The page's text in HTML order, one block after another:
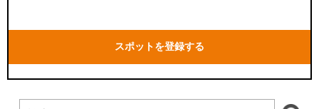
スポットを登録する